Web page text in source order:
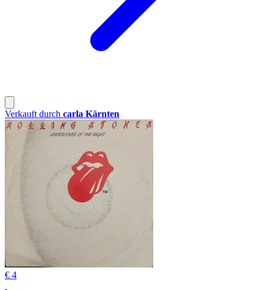
Verkauft durch carla Kärnten
€ 4